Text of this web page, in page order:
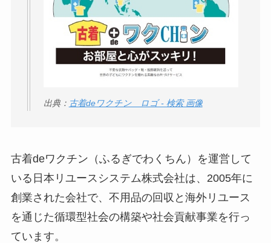
は実際ど
う？
【怪しい？】セルプ
ロモート株式会社の
どう？
実際どう？
ユリカコーポレーシ
ョンは怪しい？口コ
出典： 古着deワクチン ロゴ - 検索 画像
古着deワクチン（ふるぎでわくちん）を運営して
いる日本リユースシステム株式会社は、2005年に
創業された会社で、不用品の回収と海外リユース
を通じた循環型社会の構築や社会貢献事業を行っ
ています。